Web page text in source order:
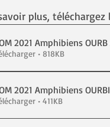
plus,
2021 Amphibiens
Télécharger • 818KB
2021 Amphibiens
Télécharger • 411KB